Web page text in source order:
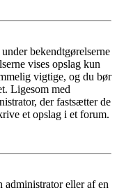
bekendtgørelserne
vises opslag kun
vigtige, og du bør
Ligesom med
der fastsætter de
et opslag i et forum.
administrator eller af en